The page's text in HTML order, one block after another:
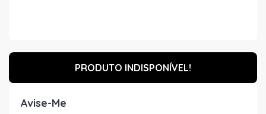
PRODUTO INDISPONÍVEL!
Avise-Me